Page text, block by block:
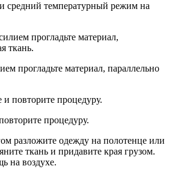
средний температурный режим на
прогладьте материал,
ткань.
прогладьте материал, параллельно
повторите процедуру.
процедуру.
разложите одежду на полотенце или
ткань и придавите края грузом.
на воздухе.